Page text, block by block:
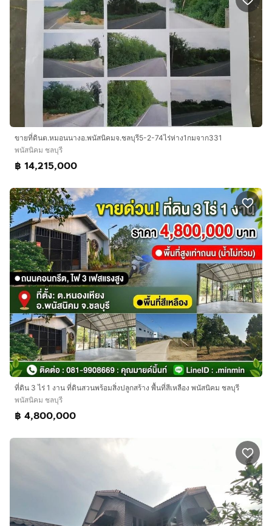
ขายที่ดินต.หมอนนางอ.พนัสนิคมจ.ชลบุรี5-2-74ไร่ห่าง1กมจาก331
พนัสนิคม ชลบุรี
฿ 14,215,000
ที่ดิน 3 ไร่ 1 งาน ที่ดินสวนพร้อมสิ่งปลูกสร้าง พื้นที่สีเหลือง พนัสนิคม ชลบุรี
พนัสนิคม ชลบุรี
฿ 4,800,000